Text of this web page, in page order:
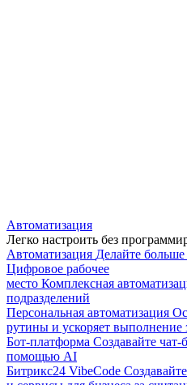
Автоматизация
Легко настроить без
Автоматизация Делайте
Цифровое рабочее
место Комплексная
подразделений
Персональная автоматизация
рутины и ускоряет выполнение
Бот-платформа Создавайте чат-
помощью AI
Битрикс24 VibeCode